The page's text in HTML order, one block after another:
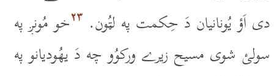
دى اَؤ يُونانيان دَ حِکمت په لټُون. ۲۳خو مُونږ په
سولئ شوى مسيح زيرے ورکوُو چه دَ يهُوديانو په